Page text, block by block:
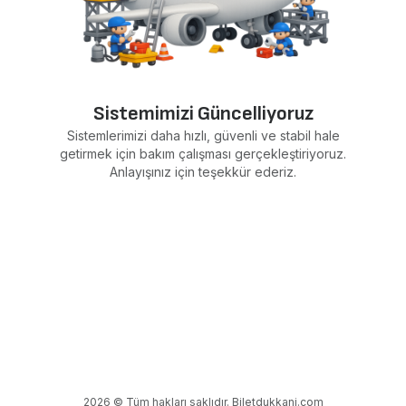
Sistemimizi Güncelliyoruz
Sistemlerimizi daha hızlı, güvenli ve stabil hale
getirmek için bakım çalışması gerçekleştiriyoruz.
Anlayışınız için teşekkür ederiz.
2026 © Tüm hakları saklıdır. Biletdukkani.com